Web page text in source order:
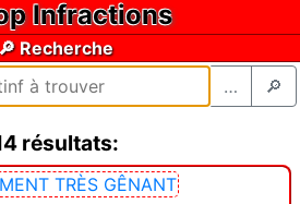
Infractions
🔎 Recherche
…
🔎
résultats:
TRÈS GÊNANT